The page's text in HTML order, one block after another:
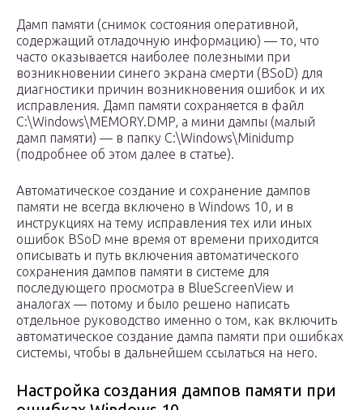
Дамп памяти (снимок состояния оперативной,
содержащий отладочную информацию) — то, что
часто оказывается наиболее полезными при
возникновении синего экрана смерти (BSoD) для
диагностики причин возникновения ошибок и их
исправления. Дамп памяти сохраняется в файл
C:\Windows\MEMORY.DMP, а мини дампы (малый
дамп памяти) — в папку C:\Windows\Minidump
(подробнее об этом далее в статье).
Автоматическое создание и сохранение дампов
памяти не всегда включено в Windows 10, и в
инструкциях на тему исправления тех или иных
ошибок BSoD мне время от времени приходится
описывать и путь включения автоматического
сохранения дампов памяти в системе для
последующего просмотра в BlueScreenView и
аналогах — потому и было решено написать
отдельное руководство именно о том, как включить
автоматическое создание дампа памяти при ошибках
системы, чтобы в дальнейшем ссылаться на него.
Настройка создания дампов памяти при